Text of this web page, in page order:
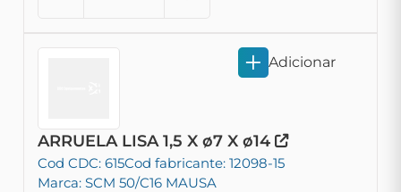
ARRUELA LISA 1,5 X ø7 X ø14
Cod CDC: 615Cod fabricante: 12098-15
Marca: SCM 50/C16 MAUSA
Adicionar